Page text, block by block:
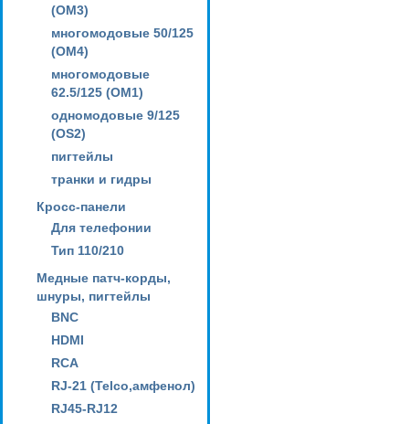
(OM3)
многомодовые 50/125
(OM4)
многомодовые
62.5/125 (OM1)
одномодовые 9/125
(OS2)
пигтейлы
транки и гидры
Кросс-панели
Для телефонии
Тип 110/210
Медные патч-корды,
шнуры, пигтейлы
BNC
HDMI
RCA
RJ-21 (Telco,амфенол)
RJ45-RJ12